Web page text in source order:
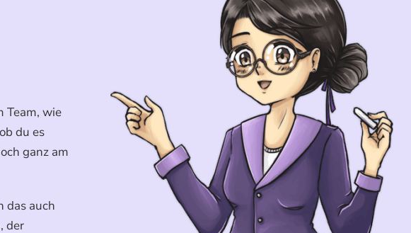
Team, wie
du es
ganz am
das auch
der